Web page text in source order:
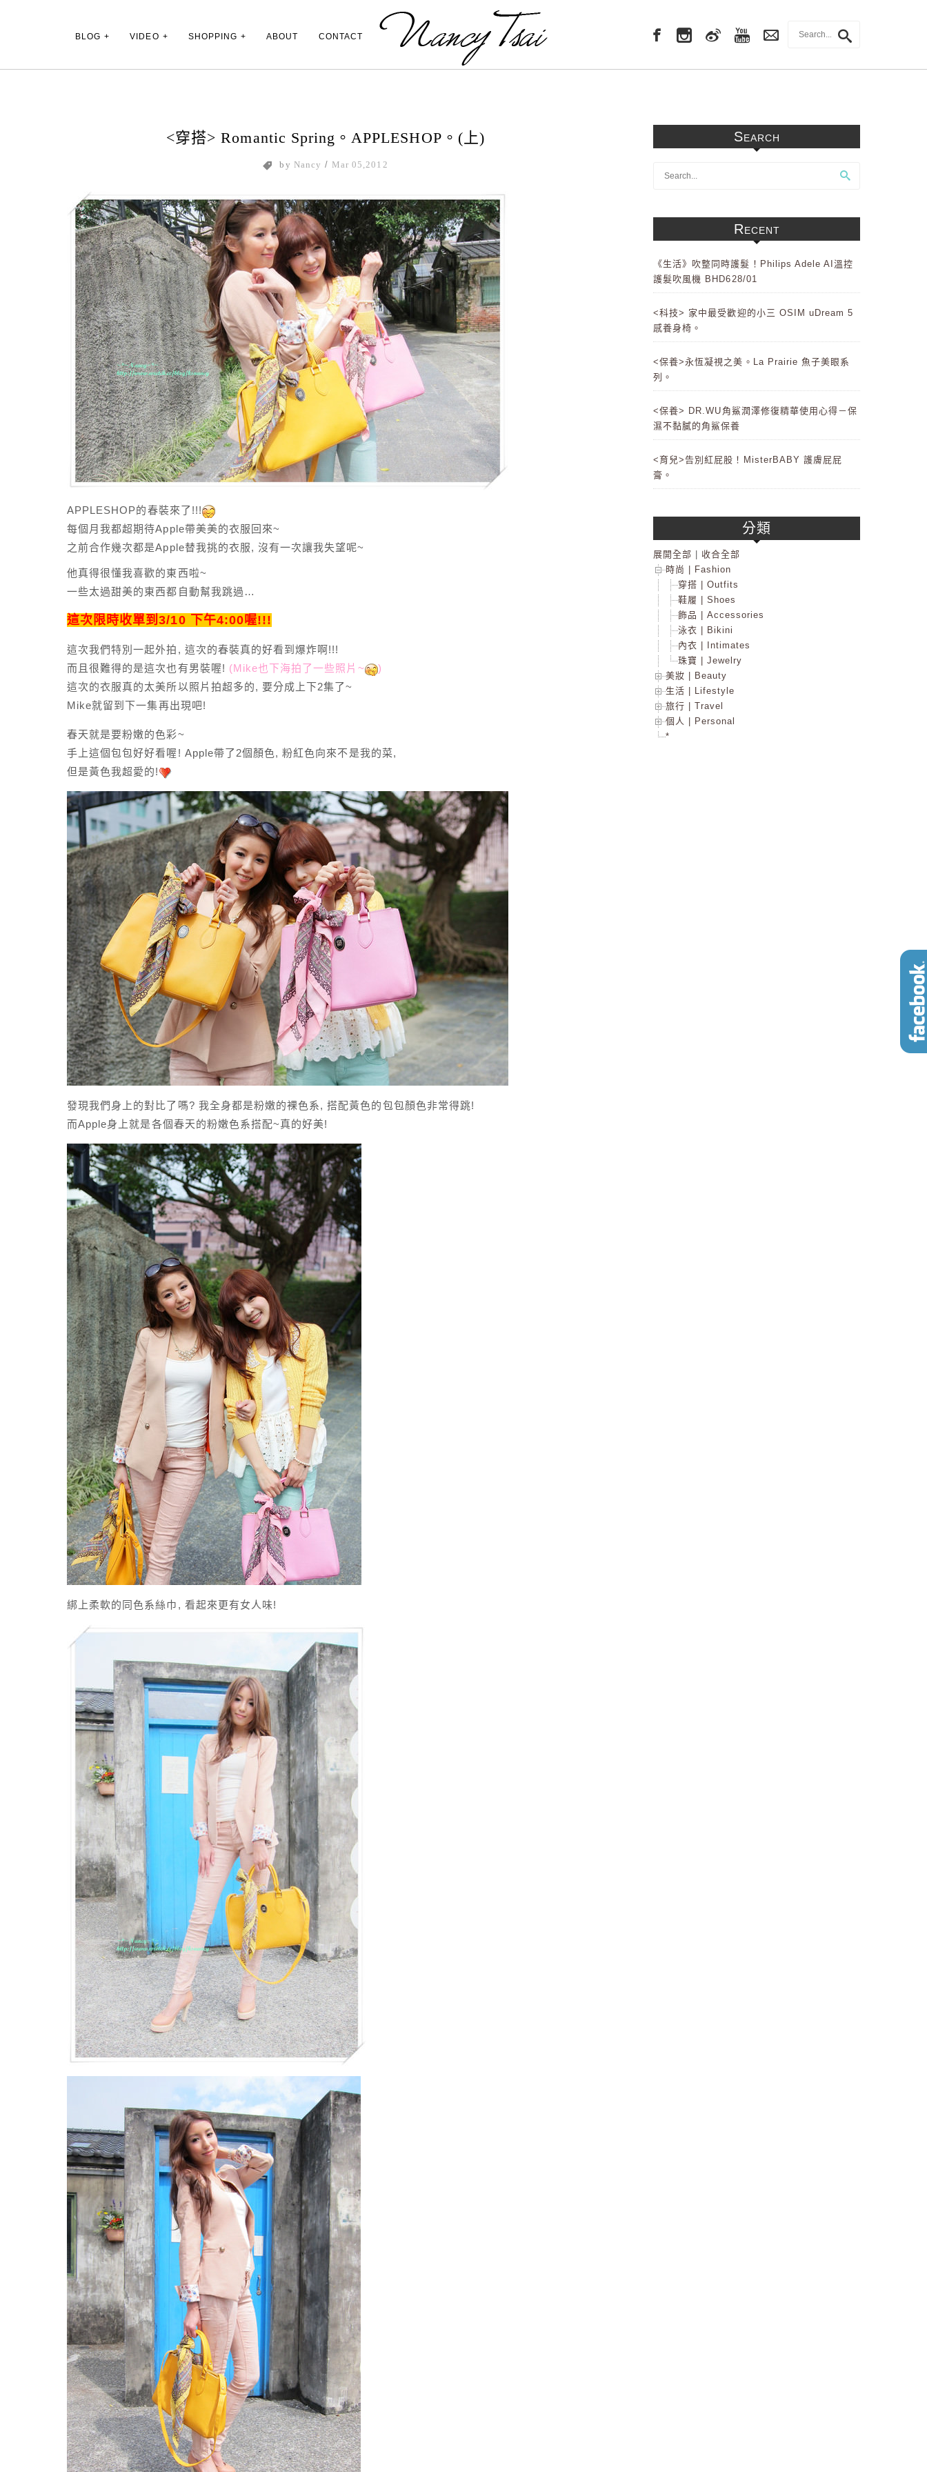
Main Menu
BLOG VIDEO SHOPPING ABOUT CONTACT
<穿搭> Romantic Spring。APPLESHOP。(上)
by Nancy / Mar 05,2012
APPLESHOP的春裝來了!!!
每個月我都超期待Apple帶美美的衣服回來~
之前合作幾次都是Apple替我挑的衣服, 沒有一次讓我失望呢~
他真得很懂我喜歡的東西啦~
一些太過甜美的東西都自動幫我跳過…
這次限時收單到3/10 下午4:00喔!!!
這次我們特別一起外拍, 這次的春裝真的好看到爆炸啊!!!
而且很難得的是這次也有男裝喔! (Mike也下海拍了一些照片~
)
這次的衣服真的太美所以照片拍超多的, 要分成上下2集了~
Mike就留到下一集再出現吧!
春天就是要粉嫩的色彩~
手上這個包包好好看喔! Apple帶了2個顏色, 粉紅色向來不是我的菜,
但是黃色我超愛的!
發現我們身上的對比了嗎? 我全身都是粉嫩的裸色系, 搭配黃色的包包顏色非常得跳!
而Apple身上就是各個春天的粉嫩色系搭配~真的好美!
綁上柔軟的同色系絲巾, 看起來更有女人味!
Search
Recent
《生活》吹整同時護髮！Philips Adele AI溫控
護髮吹風機 BHD628/01
<科技> 家中最受歡迎的小三 OSIM uDream 5
感養身椅。
<保養>永恆凝視之美。La Prairie 魚子美眼系
列。
<保養> DR.WU角鯊潤澤修復精華使用心得－保
濕不黏膩的角鯊保養
<育兒>告別紅屁股！MisterBABY 護膚屁屁
膏。
分類
展開全部
收合全部
時尚 | Fashion
穿搭 | Outfits
鞋履 | Shoes
飾品 | Accessories
泳衣 | Bikini
內衣 | Intimates
珠寶 | Jewelry
美妝 | Beauty
生活 | Lifestyle
旅行 | Travel
個人 | Personal
*